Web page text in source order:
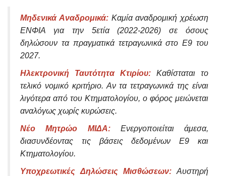
Μηδενικά Αναδρομικά: Καμία αναδρομική χρέωση
ΕΝΦΙΑ για την 5ετία (2022-2026) σε όσους
δηλώσουν τα πραγματικά τετραγωνικά στο Ε9 του
2027.
Ηλεκτρονική Ταυτότητα Κτιρίου: Καθίσταται το
τελικό νομικό κριτήριο. Αν τα τετραγωνικά της είναι
λιγότερα από του Κτηματολογίου, ο φόρος μειώνεται
αναλόγως χωρίς κυρώσεις.
Νέο Μητρώο ΜΙΔΑ:
Ενεργοποιείται άμεσα,
διασυνδέοντας τις βάσεις δεδομένων Ε9 και
Κτηματολογίου.
Υποχρεωτικές Δηλώσεις Μισθώσεων: Αυστηρή